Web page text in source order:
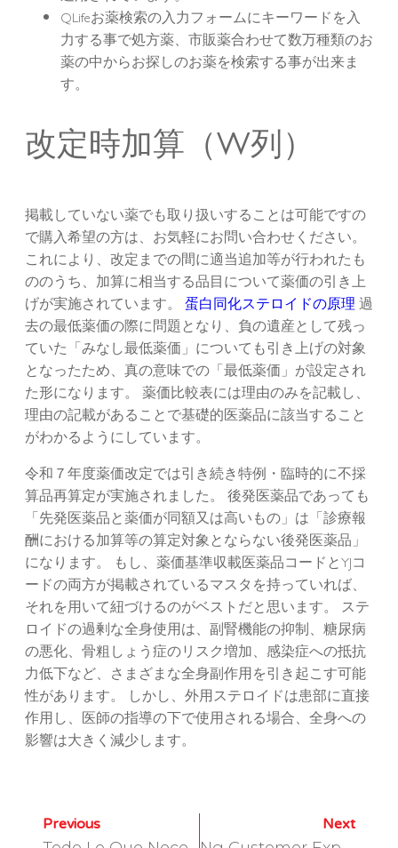
QLifeお薬検索の入力フォームにキーワードを入
力する事で処方薬、市販薬合わせて数万種類のお
薬の中からお探しのお薬を検索する事が出来ま
す。
改定時加算（W列）
掲載していない薬でも取り扱いすることは可能ですの
で購入希望の方は、お気軽にお問い合わせください。
これにより、改定までの間に適当追加等が行われたも
ののうち、加算に相当する品目について薬価の引き上
げが実施されています。 蛋白同化ステロイドの原理 過
去の最低薬価の際に問題となり、負の遺産として残っ
ていた「みなし最低薬価」についても引き上げの対象
となったため、真の意味での「最低薬価」が設定され
た形になります。 薬価比較表には理由のみを記載し、
理由の記載があることで基礎的医薬品に該当すること
がわかるようにしています。
令和７年度薬価改定では引き続き特例・臨時的に不採
算品再算定が実施されました。 後発医薬品であっても
「先発医薬品と薬価が同額又は高いもの」は「診療報
酬における加算等の算定対象とならない後発医薬品」
になります。 もし、薬価基準収載医薬品コードとYJコ
ードの両方が掲載されているマスタを持っていれば、
それを用いて紐づけるのがベストだと思います。 ステ
ロイドの過剰な全身使用は、副腎機能の抑制、糖尿病
の悪化、骨粗しょう症のリスク増加、感染症への抵抗
力低下など、さまざまな全身副作用を引き起こす可能
性があります。 しかし、外用ステロイドは患部に直接
作用し、医師の指導の下で使用される場合、全身への
影響は大きく減少します。
Previous Next